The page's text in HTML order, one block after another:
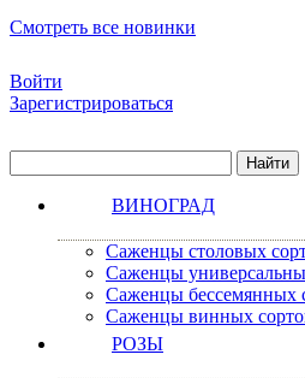
Смотреть все новинки
Войти
Зарегистрироваться
ВИНОГРАД
Саженцы столовых
Саженцы
Саженцы бессемянных
Саженцы винных
РОЗЫ